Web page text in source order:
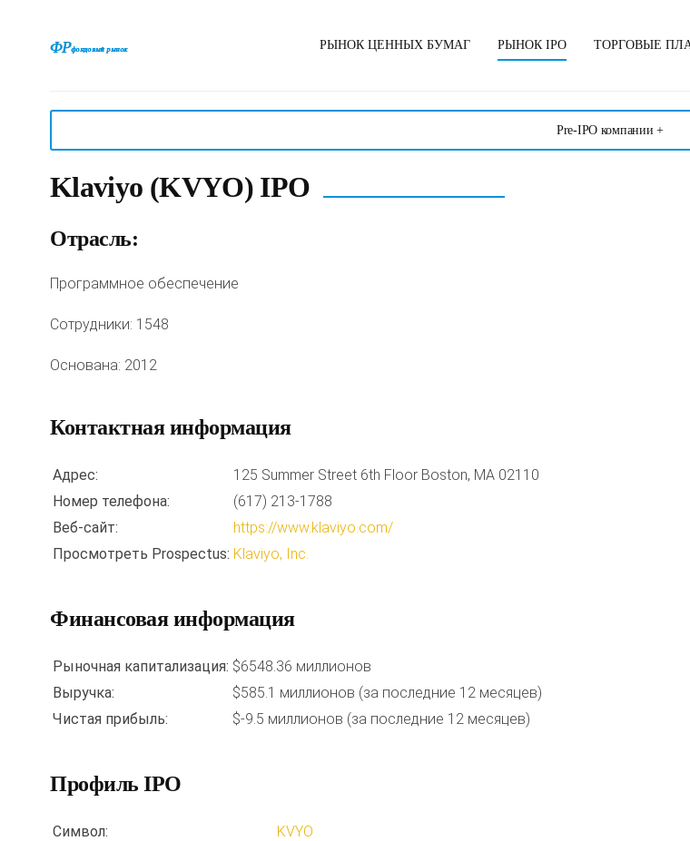
РЫНОК ЦЕННЫХ БУМАГ РЫНОК IPO ТОРГОВЫЕ
Pre-IPO компании +
Klaviyo (KVYO) IPO
Отрасль:
Программное обеспечение
Сотрудники: 1548
Основана: 2012
Контактная информация
Адрес:
125 Summer Street 6th Floor Boston, MA 02110
Номер телефона:
(617) 213-1788
Веб-сайт:
https://www.klaviyo.com/
Просмотреть Prospectus: Klaviyo, Inc.
Финансовая информация
Рыночная капитализация: $6548.36 миллионов
Выручка:
$585.1 миллионов (за последние 12 месяцев)
Чистая прибыль:
$-9.5 миллионов (за последние 12 месяцев)
Профиль IPO
Символ:
KVYO